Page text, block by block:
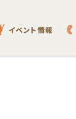
イベント情報